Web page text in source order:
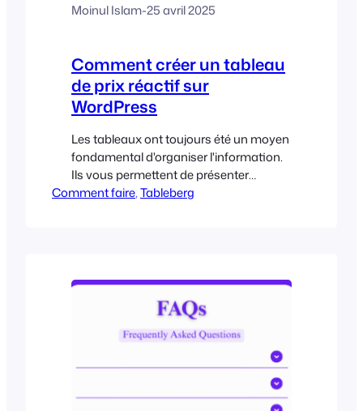
Moinul Islam-25 avril 2025
Comment créer un tableau
de prix réactif sur
WordPress
Les tableaux ont toujours été un moyen
fondamental d'organiser l'information.
Ils vous permettent de présenter
plusieurs ensembles d'informations
entreprise SaaS, si vous vendez des
cours en ligne, si vous proposez des
niveaux d'adhésion ou si vous
fournissez des services avec différents
Comment faire, Tableberg